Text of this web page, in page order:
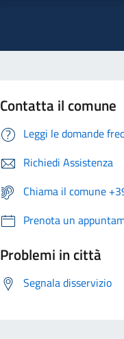
Contatta il comune
Leggi le domande
Richiedi Assistenza
Chiama il comune
Prenota un
Problemi in città
Segnala disservizio